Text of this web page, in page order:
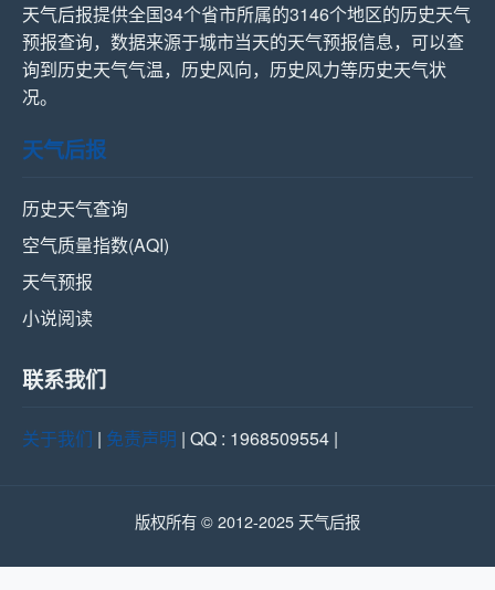
天气后报提供全国34个省市所属的3146个地区的历史天气
预报查询，数据来源于城市当天的天气预报信息，可以查
询到历史天气气温，历史风向，历史风力等历史天气状
况。
天气后报
历史天气查询
空气质量指数(AQI)
天气预报
小说阅读
联系我们
关于我们 | 免责声明 | QQ : 1968509554 |
版权所有 © 2012-2025 天气后报